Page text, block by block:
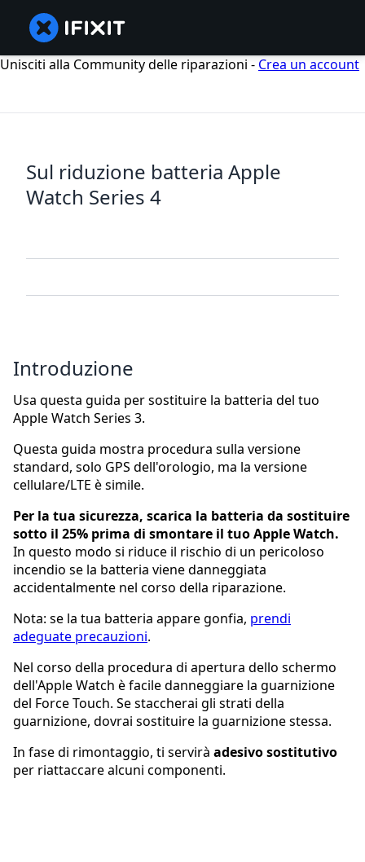
Unisciti alla Community delle riparazioni - Crea un account
Sul riduzione batteria Apple
Watch Series 4
Introduzione
Usa questa guida per sostituire la batteria del tuo
Apple Watch Series 3.
Questa guida mostra procedura sulla versione
standard, solo GPS dell'orologio, ma la versione
cellulare/LTE è simile.
Per la tua sicurezza, scarica la batteria da sostituire
sotto il 25% prima di smontare il tuo Apple Watch.
In questo modo si riduce il rischio di un pericoloso
incendio se la batteria viene danneggiata
accidentalmente nel corso della riparazione.
Nota: se la tua batteria appare gonfia, prendi
adeguate precauzioni.
Nel corso della procedura di apertura dello schermo
dell'Apple Watch è facile danneggiare la guarnizione
del Force Touch. Se staccherai gli strati della
guarnizione, dovrai sostituire la guarnizione stessa.
In fase di rimontaggio, ti servirà adesivo sostitutivo
per riattaccare alcuni componenti.